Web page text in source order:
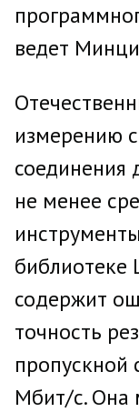
ведет
измерению
соединения
не менее
библиотеке
содержит
точность
пропускной
Мбит/с. Она